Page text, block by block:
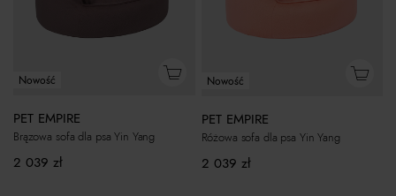
Nowość
PET EMPIRE
Brązowa sofa dla psa Yin Yang
2 039 zł
Nowość
PET EMPIRE
Różowa sofa dla psa Yin Yang
2 039 zł